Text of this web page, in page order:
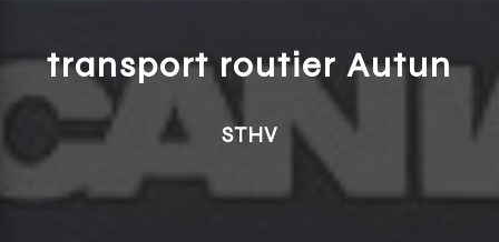
transport routier Autun
STHV